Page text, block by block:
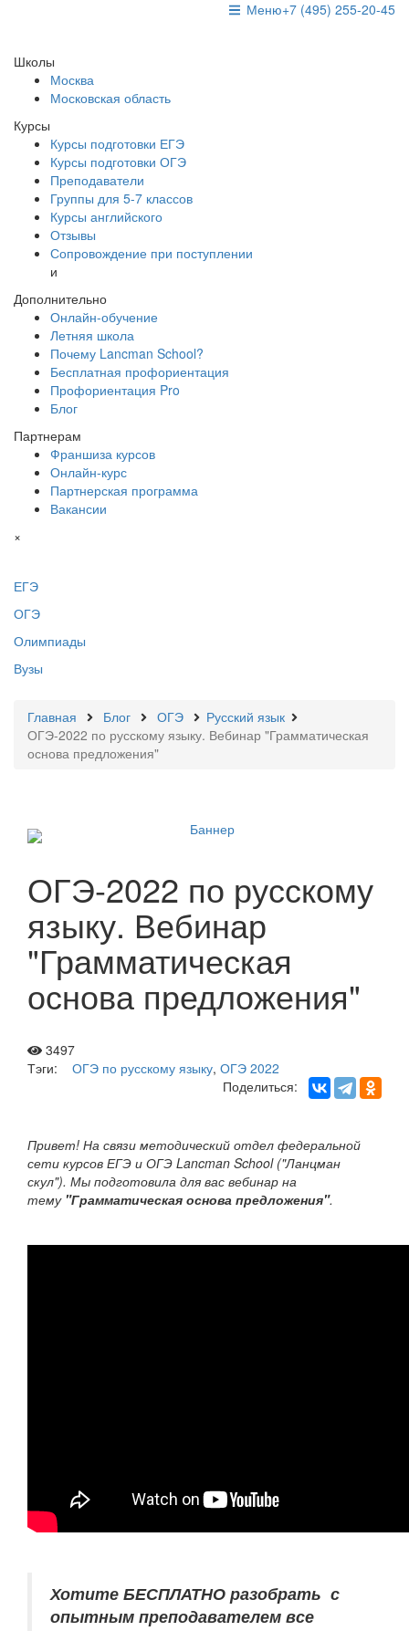
+7 (495) 255-20-45
Меню
Школы
Москва
Московская область
Курсы
Курсы подготовки ЕГЭ
Курсы подготовки ОГЭ
Преподаватели
Группы для 5-7 классов
Курсы английского
Отзывы
Сопровождение при поступлении
и
Дополнительно
Онлайн-обучение
Летняя школа
Почему Lancman School?
Бесплатная профориентация
Профориентация Pro
Блог
Партнерам
Франшиза курсов
Онлайн-курс
Партнерская программа
Вакансии
×
ЕГЭ
ОГЭ
Олимпиады
Вузы
Главная Блог ОГЭ
Русский язык
ОГЭ-2022 по русскому языку. Вебинар "Грамматическая
основа предложения"
ОГЭ-2022 по русскому
языку. Вебинар
"Грамматическая
основа предложения"
3497
Тэги:
ОГЭ по русскому языку, ОГЭ 2022
Поделиться:
Привет! На связи методический отдел федеральной
сети курсов ЕГЭ и ОГЭ Lancman School ("Ланцман
скул"). Мы подготовила для вас вебинар на
тему "Грамматическая основа предложения".
Хотите БЕСПЛАТНО разобрать с
опытным преподавателем все